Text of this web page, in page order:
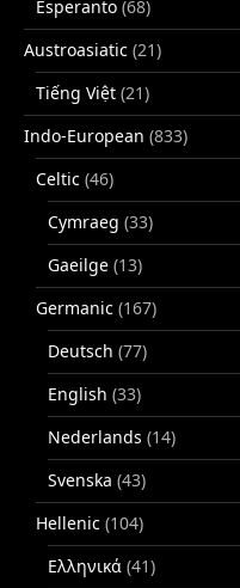
Esperanto (68)
Austroasiatic (21)
Tiếng Việt (21)
Indo-European (833)
Celtic (46)
Cymraeg (33)
Gaeilge (13)
Germanic (167)
Deutsch (77)
English (33)
Nederlands (14)
Svenska (43)
Hellenic (104)
Ελληνικά (41)